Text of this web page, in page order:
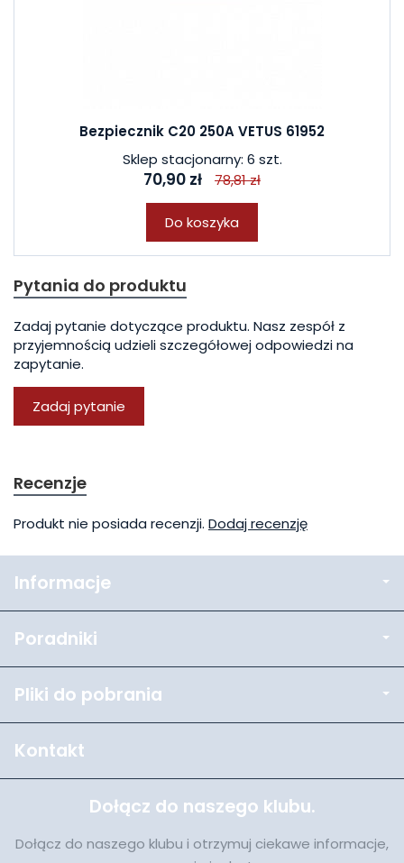
Bezpiecznik C20 250A VETUS 61952
Sklep stacjonarny: 6 szt.
70,90 zł 78,81 zł
Do koszyka
Pytania do produktu
Zadaj pytanie dotyczące produktu. Nasz zespół z
przyjemnością udzieli szczegółowej odpowiedzi na
zapytanie.
Zadaj pytanie
Recenzje
Produkt nie posiada recenzji. Dodaj recenzję
Informacje
Poradniki
Pliki do pobrania
Kontakt
Dołącz do naszego klubu.
Dołącz do naszego klubu i otrzymuj ciekawe informacje,